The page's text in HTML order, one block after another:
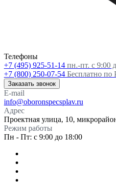
Телефоны
+7 (495) 925-51-14 пн.-пт. с 9:00
+7 (800) 250-07-54 Бесплатно по
Заказать звонок
E-mail
info@oboronspecsplav.ru
Адрес
Проектная улица, 10,
Режим работы
Пн - Пт: с 9:00 до 18:00